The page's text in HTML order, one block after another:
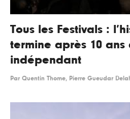
Tous les Festivals :
termine après 10
indépendant
Par Quentin Thome, Pierre Gueudar